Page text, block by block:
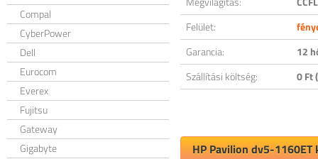
Compal
CyberPower
Dell
Eurocom
Everex
Fujitsu
Gateway
Gigabyte
Felület:
Garancia:
12
Szállítási költség:
0 Ft
HP Pavilion dv5-